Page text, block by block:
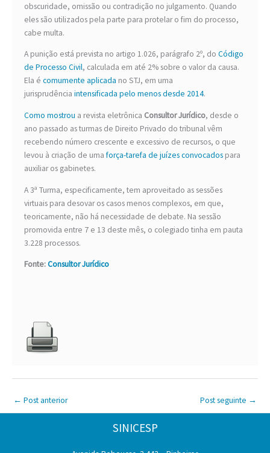
obscuridade, omissão ou contradição no julgamento. Quando
eles são utilizados pela parte para protelar o fim do processo,
cabe multa.
A punição está prevista no artigo 1.026, parágrafo 2º, do Código
de Processo Civil, calculada em até 2% sobre o valor da causa.
Ela é comumente aplicada no STJ, em uma
jurisprudência intensificada pelo menos desde 2014.
Como mostrou a revista eletrônica Consultor Jurídico, desde o
ano passado as turmas de Direito Privado do tribunal vêm
recebendo número crescente e excessivo de recursos, o que
levou à criação de uma força-tarefa de juízes convocados para
auxiliar os gabinetes.
A 3ª Turma, especificamente, tem aproveitado as sessões
virtuais para desovar os casos menos complexos, em que,
teoricamente, não há necessidade de debate. Na sessão
promovida entre 7 e 13 deste mês, o colegiado tinha em pauta
3.228 processos.
Fonte:Consultor Jurídico
← Post anterior Post seguinte →
SINICESP